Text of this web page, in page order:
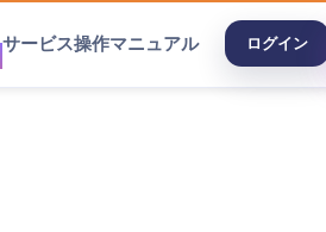
サービス操作マニュアル ログイン